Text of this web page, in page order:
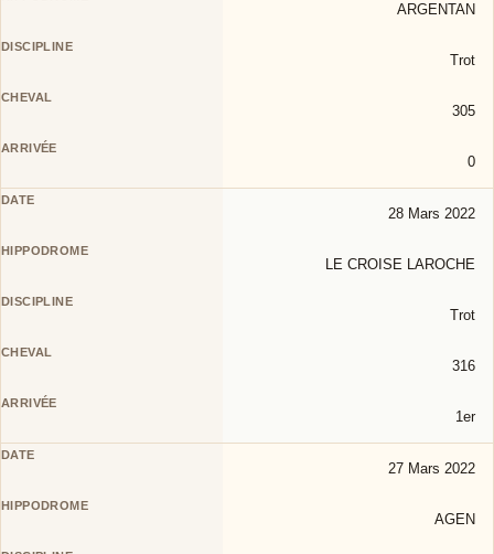
ARGENTAN
Trot
305
0
28 Mars 2022
LE CROISE LAROCHE
Trot
316
1er
27 Mars 2022
AGEN